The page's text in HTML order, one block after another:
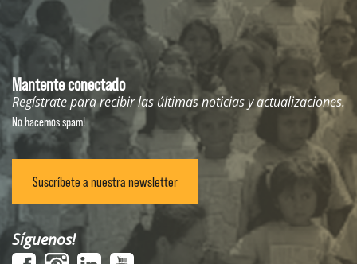
Mantente conectado
Regístrate para recibir las últimas noticias y actualizaciones.
No hacemos spam!
Suscríbete a nuestra newsletter
Síguenos!